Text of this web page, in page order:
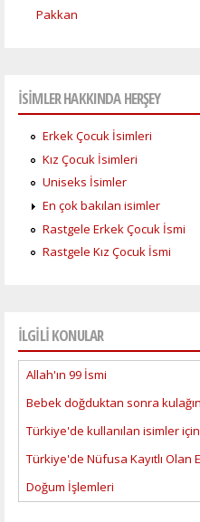
Pakkan
İSİMLER HAKKINDA HERŞEY
Erkek Çocuk İsimleri
Kız Çocuk İsimleri
Uniseks İsimler
En çok bakılan isimler
Rastgele Erkek Çocuk İsmi
Rastgele Kız Çocuk İsmi
İLGİLİ KONULAR
Allah'ın 99 İsmi
Bebek doğduktan sonra
Türkiye'de kullanılan isimler
Türkiye'de Nüfusa Kayıtlı Olan
Doğum İşlemleri